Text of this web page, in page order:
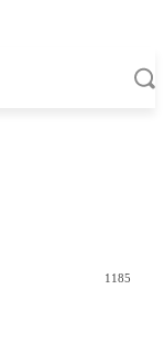
1185